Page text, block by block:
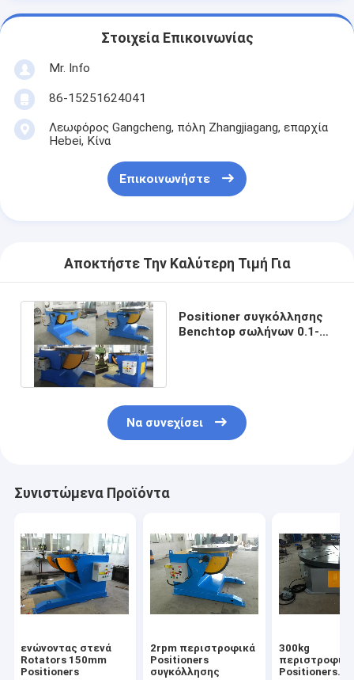
Στοιχεία Επικοινωνίας
Mr. Info
86-15251624041
Λεωφόρος Gangcheng, πόλη Zhangjiagang, επαρχία
Hebei, Κίνα
Επικοινωνήστε
Αποκτήστε Την Καλύτερη Τιμή Για
Positioner συγκόλλησης
Benchtop σωλήνων 0.1-
Να συνεχίσει
Συνιστώμενα Προϊόντα
ενώνοντας στενά
Rotators 150mm
Positioners
2rpm περιστροφικά
Positioners
συγκόλλησης
300kg
Positioners